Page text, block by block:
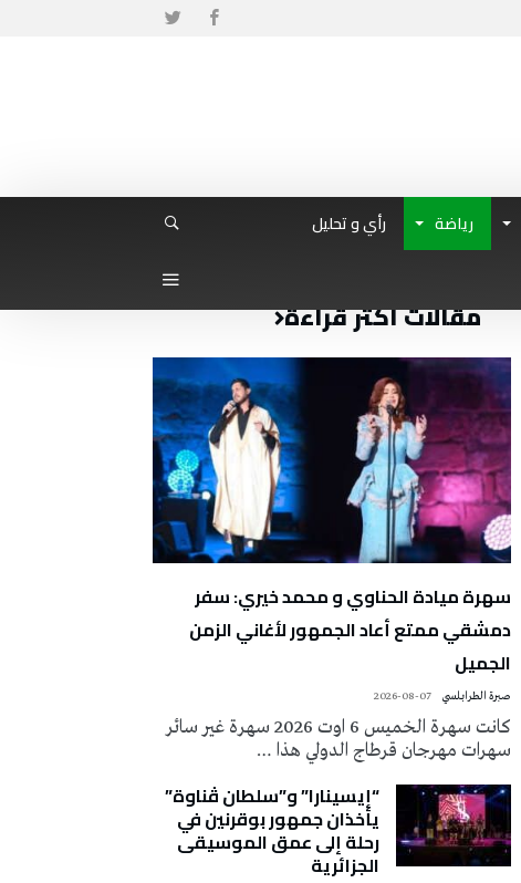
رياضة
رأي و تحليل
مقالات أكثر قراءة
سهرة ميادة الحناوي و محمد خيري: سفر
دمشقي ممتع أعاد الجمهور لأغاني الزمن
الجميل
صبرة الطرابلسي 2026-08-07
كانت سهرة الخميس 6 اوت 2026 سهرة غير سائر
سهرات مهرجان قرطاج الدولي هذا …
“إيسينارا” و”سلطان ڤناوة”
يأخذان جمهور بوقرنين في
رحلة إلى عمق الموسيقى
الجزائرية